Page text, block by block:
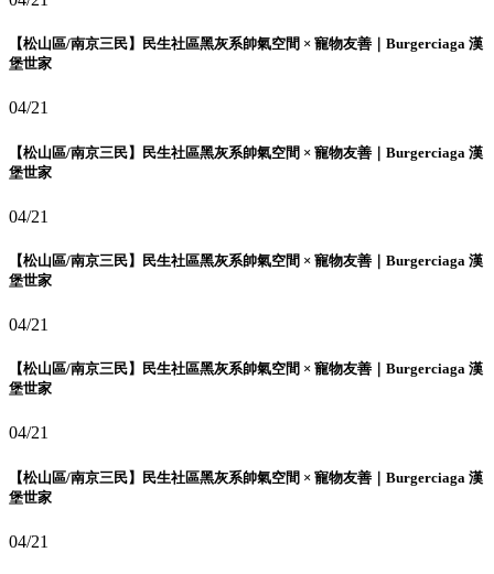
【松山區/南京三民】民生社區黑灰系帥氣空間 × 寵物友善｜Burgerciaga 漢
堡世家
04/21
【松山區/南京三民】民生社區黑灰系帥氣空間 × 寵物友善｜Burgerciaga 漢
堡世家
04/21
【松山區/南京三民】民生社區黑灰系帥氣空間 × 寵物友善｜Burgerciaga 漢
堡世家
04/21
【松山區/南京三民】民生社區黑灰系帥氣空間 × 寵物友善｜Burgerciaga 漢
堡世家
04/21
【松山區/南京三民】民生社區黑灰系帥氣空間 × 寵物友善｜Burgerciaga 漢
堡世家
04/21